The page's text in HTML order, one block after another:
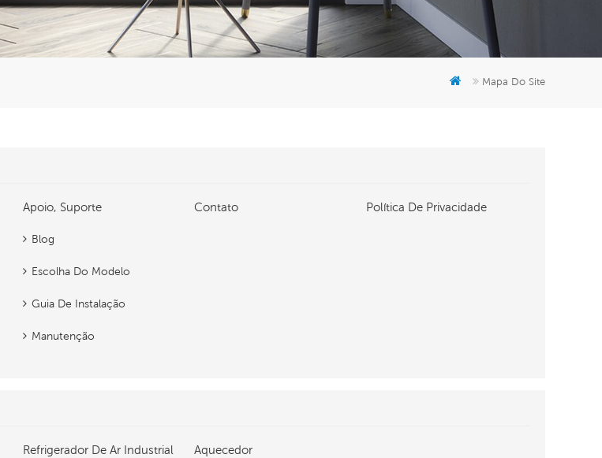
Mapa Do Site
Apoio, Suporte
Blog
Escolha Do Modelo
Guia De Instalação
Manutenção
Contato Política De Privacidade
Refrigerador De Ar Industrial Aquecedor